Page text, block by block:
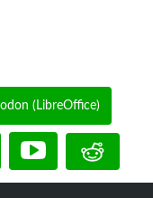
(LibreOffice)